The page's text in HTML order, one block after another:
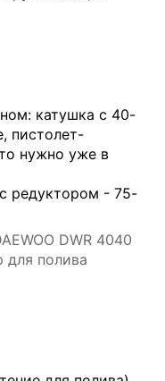
катушка с 40-
пистолет-
нужно уже в
редуктором - 75-
DWR 4040
полива